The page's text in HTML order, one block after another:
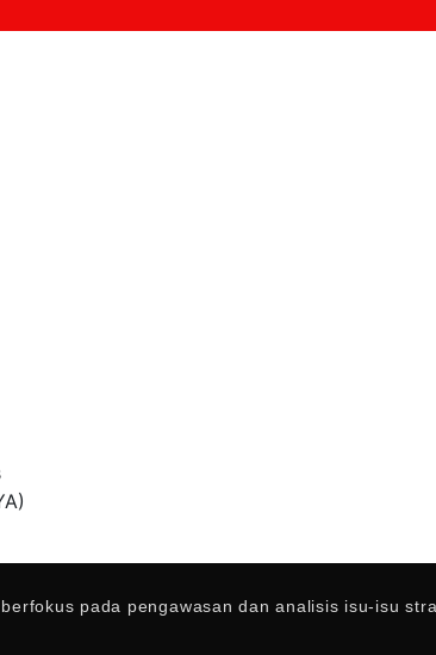
pada pengawasan dan analisis isu-isu